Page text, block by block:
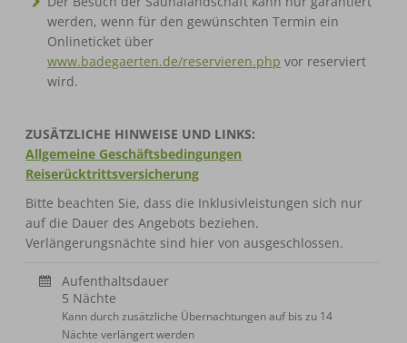
werden, wenn für den gewünschten Termin ein
Onlineticket über
www.badegaerten.de/reservieren.php vor reserviert
wird.
ZUSÄTZLICHE HINWEISE UND LINKS:
Allgemeine Geschäftsbedingungen
Reiserücktrittsversicherung
Bitte beachten Sie, dass die Inklusivleistungen sich nur
auf die Dauer des Angebots beziehen.
Verlängerungsnächte sind hier von ausgeschlossen.
Aufenthaltsdauer
5 Nächte
Kann durch zusätzliche Übernachtungen auf bis zu 14
Nächte verlängert werden